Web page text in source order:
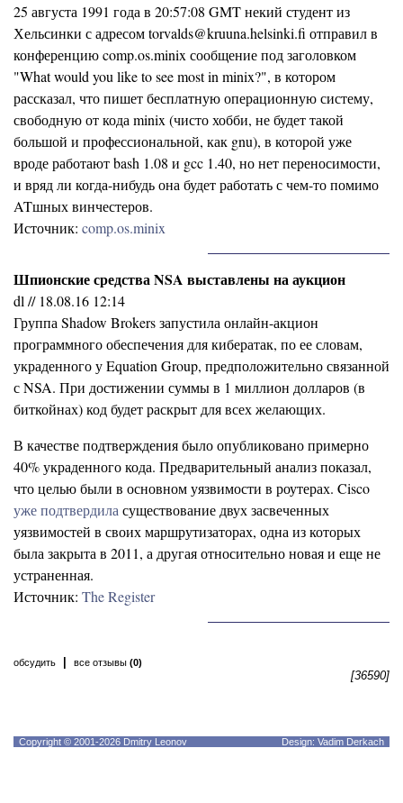
25 августа 1991 года в 20:57:08 GMT некий студент из
Хельсинки с адресом torvalds@kruuna.helsinki.fi отправил в
конференцию comp.os.minix сообщение под заголовком
"What would you like to see most in minix?", в котором
рассказал, что пишет бесплатную операционную систему,
свободную от кода minix (чисто хобби, не будет такой
большой и профессиональной, как gnu), в которой уже
вроде работают bash 1.08 и gcc 1.40, но нет переносимости,
и вряд ли когда-нибудь она будет работать с чем-то помимо
ATшных винчестеров.
Источник: comp.os.minix
Шпионские средства NSA выставлены на аукцион
dl // 18.08.16 12:14
Группа Shadow Brokers запустила онлайн-акцион
программного обеспечения для кибератак, по ее словам,
украденного у Equation Group, предположительно связанной
с NSA. При достижении суммы в 1 миллион долларов (в
биткойнах) код будет раскрыт для всех желающих.
В качестве подтверждения было опубликовано примерно
40% украденного кода. Предварительный анализ показал,
что целью были в основном уязвимости в роутерах. Cisco
уже подтвердила существование двух засвеченных
уязвимостей в своих маршрутизаторах, одна из которых
была закрыта в 2011, а другая относительно новая и еще не
устраненная.
Источник: The Register
обсудить все отзывы (0)
[36590]
Copyright © 2001-2026 Dmitry Leonov Design: Vadim Derkach